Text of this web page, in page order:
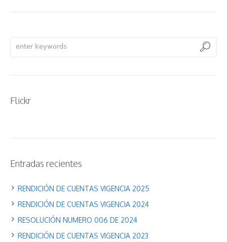
Flickr
Entradas recientes
RENDICIÓN DE CUENTAS VIGENCIA 2025
RENDICIÓN DE CUENTAS VIGENCIA 2024
RESOLUCIÓN NUMERO 006 DE 2024
RENDICIÓN DE CUENTAS VIGENCIA 2023